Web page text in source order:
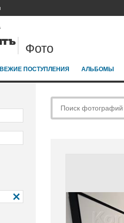
Фото
ПОСТУПЛЕНИЯ АЛЬБОМЫ